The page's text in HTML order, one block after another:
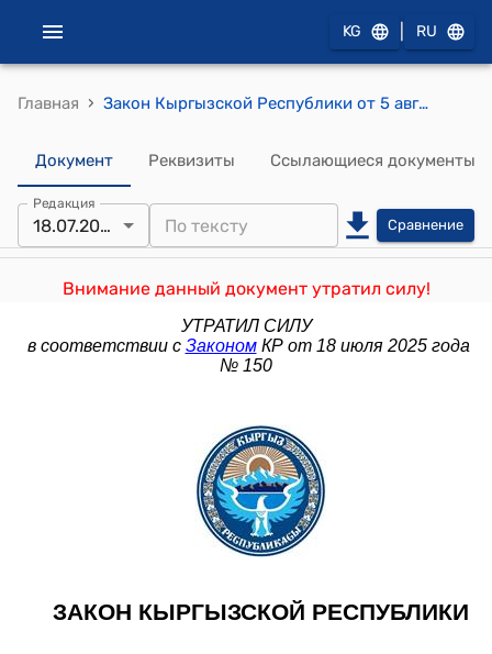
KG RU
Главная › Закон Кыргызской Республики от 5 августа 2022 года № 85 "О внесении изменений в некоторые законодательные акты Кыргызской Республики (в Земельный кодекс Кыргызской Республики, Закон Кыргызской Республики "О пастбищах")"
Документ Реквизиты Ссылающиеся документы
Редакция
18.07.2025 Сравнение
Внимание данный документ утратил силу!